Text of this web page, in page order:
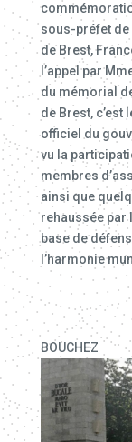
sous-préfet de
de Brest,
l’appel par
du mémorial
de Brest,
officiel du
vu la
membres
ainsi que
rehaussée par
base de
l’harmonie
BOUCHEZ